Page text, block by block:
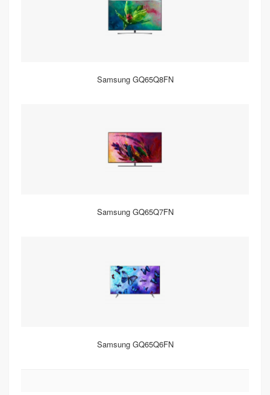
Samsung GQ65Q8FN
Samsung GQ65Q7FN
Samsung GQ65Q6FN